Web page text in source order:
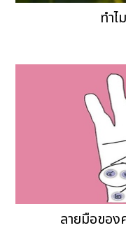
ทำ
ลายมือขอ